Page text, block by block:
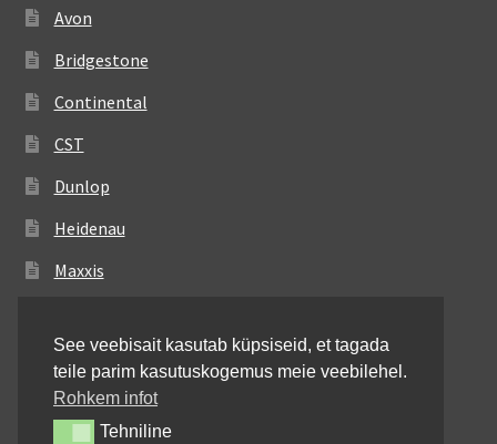
Avon
Bridgestone
Continental
CST
Dunlop
Heidenau
Maxxis
Michelin
Mitas
Pirelli
See veebisait kasutab küpsiseid, et tagada
teile parim kasutuskogemus meie veebilehel.
Rohkem infot
TehnilineTehniline